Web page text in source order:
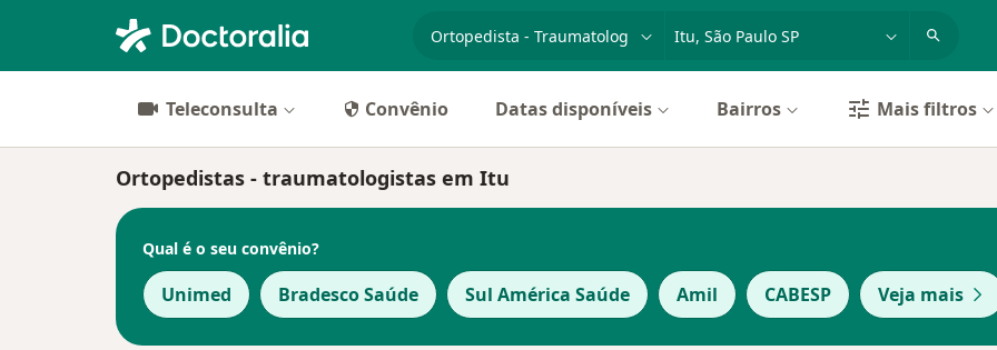
Teleconsulta Convênio Datas disponíveis Bairros Mais filtros
Ortopedistas - traumatologistas em Itu
Qual é o seu convênio?
Unimed Bradesco Saúde Sul América Saúde Amil CABESP Veja mais